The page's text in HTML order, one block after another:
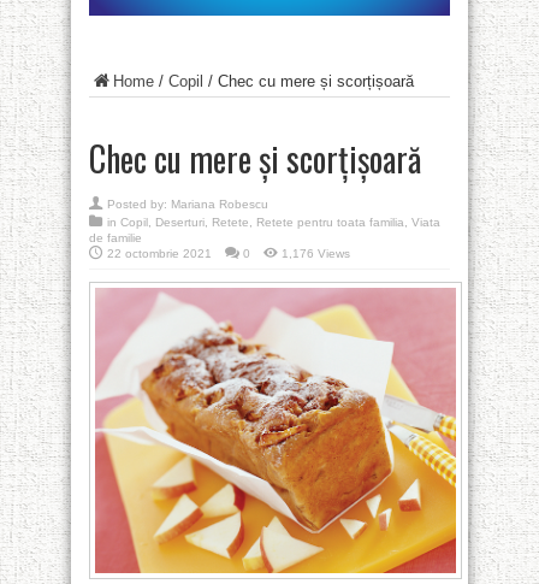
Home / Copil / Chec cu mere și scorțișoară
Chec cu mere și scorțișoară
Posted by: Mariana Robescu
in Copil Deserturi Retete Retete pentru toata familia
Viata
de familie
22 octombrie 2021
0 1,176 Views